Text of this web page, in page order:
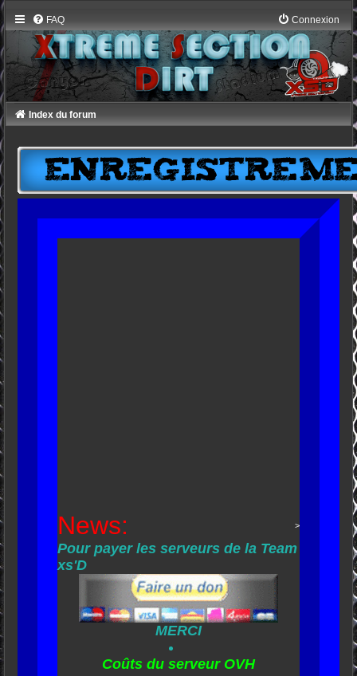
FAQ Connexion
Index du forum
News: >
Pour payer les serveurs de la Team
xs'D
MERCI
Coûts du serveur OVH